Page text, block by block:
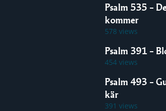
Psalm 535 –
kommer
578 views
Psalm 391 –
454 views
Psalm 493 –
kär
391 views